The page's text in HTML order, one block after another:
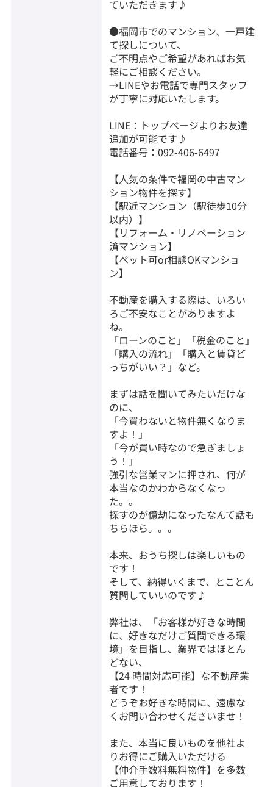
ていただきます♪
●福岡市でのマンション、一戸建
て探しについて、
ご不明点やご希望があればお気
軽にご相談ください。
→LINEやお電話で専門スタッフ
が丁寧に対応いたします。
LINE：トップページよりお友達
追加が可能です♪
電話番号：092-406-6497
【人気の条件で福岡の中古マン
ション物件を探す】
【駅近マンション（駅徒歩10分
以内）】
【リフォーム・リノベーション
済マンション】
【ペット可or相談OKマンショ
ン】
不動産を購入する際は、いろい
ろご不安なことがありますよ
ね。
「ローンのこと」「税金のこと」
「購入の流れ」「購入と賃貸ど
っちがいい？」など。
まずは話を聞いてみたいだけな
のに、
「今買わないと物件無くなりま
すよ！」
「今が買い時なので急ぎましょ
う！」
強引な営業マンに押され、何が
本当なのかわからなくなっ
た。。
探すのが億劫になったなんて話も
ちらほら。。。
本来、おうち探しは楽しいもの
です！
そして、納得いくまで、とことん
質問していいのです♪
弊社は、「お客様が好きな時間
に、好きなだけご質問できる環
境」を目指し、業界ではほとん
どない、
【24 時間対応可能】な不動産業
者です！
どうぞお好きな時間に、遠慮な
くお問い合わせくださいませ！
また、本当に良いものを他社よ
りお得にご購入いただける
【仲介手数料無料物件】を多数
ご用意しております！